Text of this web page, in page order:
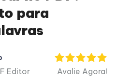
para
Editor Avalie Agora!